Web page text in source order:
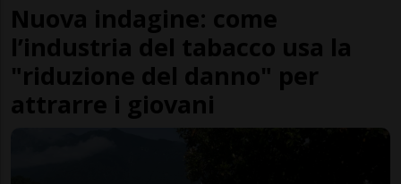
Nuova indagine: come
l’industria del tabacco usa la
"riduzione del danno" per
attrarre i giovani